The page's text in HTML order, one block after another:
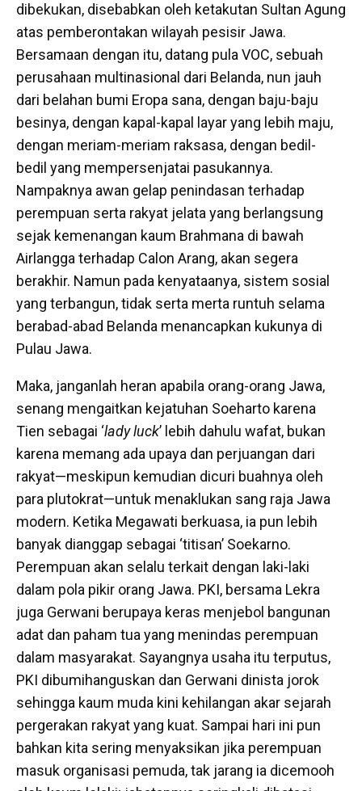
dibekukan, disebabkan oleh ketakutan Sultan Agung
atas pemberontakan wilayah pesisir Jawa.
Bersamaan dengan itu, datang pula VOC, sebuah
perusahaan multinasional dari Belanda, nun jauh
dari belahan bumi Eropa sana, dengan baju-baju
besinya, dengan kapal-kapal layar yang lebih maju,
dengan meriam-meriam raksasa, dengan bedil-
bedil yang mempersenjatai pasukannya.
Nampaknya awan gelap penindasan terhadap
perempuan serta rakyat jelata yang berlangsung
sejak kemenangan kaum Brahmana di bawah
Airlangga terhadap Calon Arang, akan segera
berakhir. Namun pada kenyataanya, sistem sosial
yang terbangun, tidak serta merta runtuh selama
berabad-abad Belanda menancapkan kukunya di
Pulau Jawa.
Maka, janganlah heran apabila orang-orang Jawa,
senang mengaitkan kejatuhan Soeharto karena
Tien sebagai ‘lady luck’ lebih dahulu wafat, bukan
karena memang ada upaya dan perjuangan dari
rakyat—meskipun kemudian dicuri buahnya oleh
para plutokrat—untuk menaklukan sang raja Jawa
modern. Ketika Megawati berkuasa, ia pun lebih
banyak dianggap sebagai ‘titisan’ Soekarno.
Perempuan akan selalu terkait dengan laki-laki
dalam pola pikir orang Jawa. PKI, bersama Lekra
juga Gerwani berupaya keras menjebol bangunan
adat dan paham tua yang menindas perempuan
dalam masyarakat. Sayangnya usaha itu terputus,
PKI dibumihanguskan dan Gerwani dinista jorok
sehingga kaum muda kini kehilangan akar sejarah
pergerakan rakyat yang kuat. Sampai hari ini pun
bahkan kita sering menyaksikan jika perempuan
masuk organisasi pemuda, tak jarang ia dicemooh